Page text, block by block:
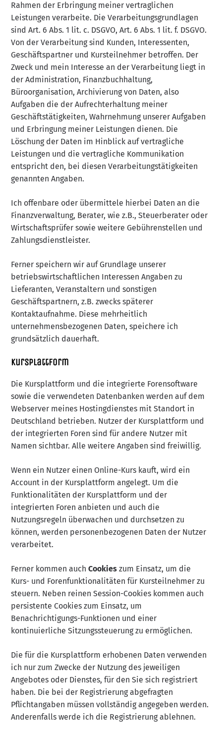
Rahmen der Erbringung meiner vertraglichen
Leistungen verarbeite. Die Verarbeitungsgrundlagen
sind Art. 6 Abs. 1 lit. c. DSGVO, Art. 6 Abs. 1 lit. f. DSGVO.
Von der Verarbeitung sind Kunden, Interessenten,
Geschäftspartner und Kursteilnehmer betroffen. Der
Zweck und mein Interesse an der Verarbeitung liegt in
der Administration, Finanzbuchhaltung,
Büroorganisation, Archivierung von Daten, also
Aufgaben die der Aufrechterhaltung meiner
Geschäftstätigkeiten, Wahrnehmung unserer Aufgaben
und Erbringung meiner Leistungen dienen. Die
Löschung der Daten im Hinblick auf vertragliche
Leistungen und die vertragliche Kommunikation
entspricht den, bei diesen Verarbeitungstätigkeiten
genannten Angaben.
Ich offenbare oder übermittele hierbei Daten an die
Finanzverwaltung, Berater, wie z.B., Steuerberater oder
Wirtschaftsprüfer sowie weitere Gebührenstellen und
Zahlungsdienstleister.
Ferner speichern wir auf Grundlage unserer
betriebswirtschaftlichen Interessen Angaben zu
Lieferanten, Veranstaltern und sonstigen
Geschäftspartnern, z.B. zwecks späterer
Kontaktaufnahme. Diese mehrheitlich
unternehmensbezogenen Daten, speichere ich
grundsätzlich dauerhaft.
Kursplattform
Die Kursplattform und die integrierte Forensoftware
sowie die verwendeten Datenbanken werden auf dem
Webserver meines Hostingdienstes mit Standort in
Deutschland betrieben. Nutzer der Kursplattform und
der integrierten Foren sind für andere Nutzer mit
Namen sichtbar. Alle weitere Angaben sind freiwillig.
Wenn ein Nutzer einen Online-Kurs kauft, wird ein
Account in der Kursplattform angelegt. Um die
Funktionalitäten der Kursplattform und der
integrierten Foren anbieten und auch die
Nutzungsregeln überwachen und durchsetzen zu
können, werden personenbezogenen Daten der Nutzer
verarbeitet.
Ferner kommen auchCookies zum Einsatz, um die
Kurs- und Forenfunktionalitäten für Kursteilnehmer zu
steuern. Neben reinen Session-Cookies kommen auch
persistente Cookies zum Einsatz, um
Benachrichtigungs-Funktionen und einer
kontinuierliche Sitzungssteuerung zu ermöglichen.
Die für die Kursplattform erhobenen Daten verwenden
ich nur zum Zwecke der Nutzung des jeweiligen
Angebotes oder Dienstes, für den Sie sich registriert
haben. Die bei der Registrierung abgefragten
Pflichtangaben müssen vollständig angegeben werden.
Anderenfalls werde ich die Registrierung ablehnen.